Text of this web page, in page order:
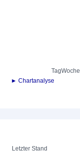
TagWoche
► Chartanalyse
Letzter Stand